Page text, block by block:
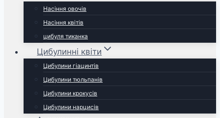
Насіння овочів
Насіння квітів
цибуля тиканка
Цибулинні квіти
Цибулини гіацинтів
Цибулини тюльпанів
Цибулини крокусів
Цибулини нарцисів